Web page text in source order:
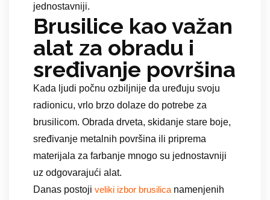
jednostavniji.
Brusilice kao važan
alat za obradu i
sređivanje površina
Kada ljudi počnu ozbiljnije da uređuju svoju
radionicu, vrlo brzo dolaze do potrebe za
brusilicom. Obrada drveta, skidanje stare boje,
sređivanje metalnih površina ili priprema
materijala za farbanje mnogo su jednostavniji
uz odgovarajući alat.
Danas postoji veliki izbor brusilica namenjenih